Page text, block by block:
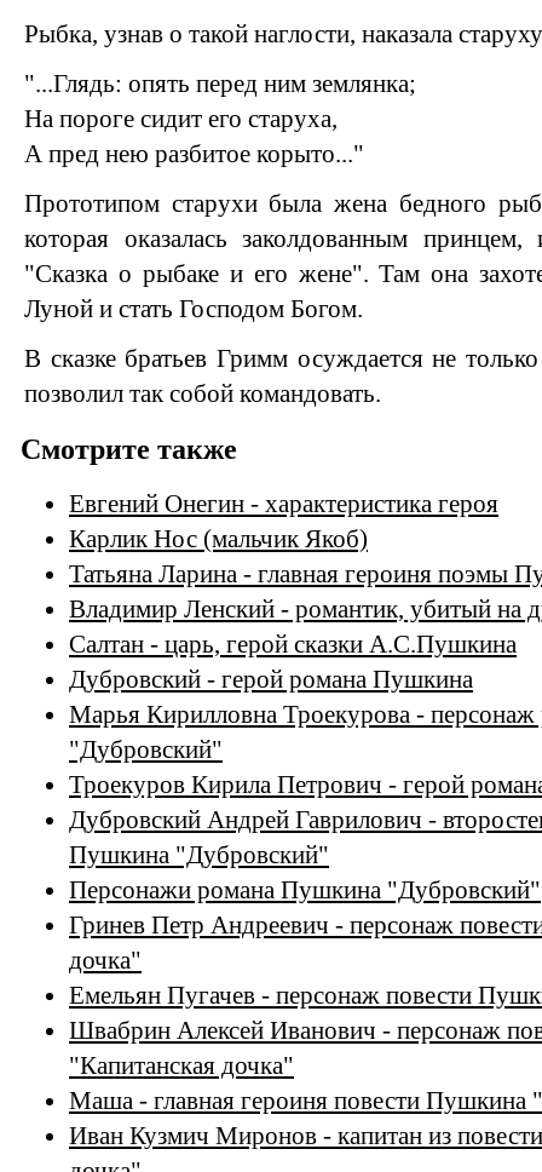
Рыбка, узнав о такой наглости, наказала
"...Глядь: опять перед ним землянка;
На пороге сидит его старуха,
А пред нею разбитое корыто..."
Прототипом старухи была жена бедного
которая оказалась заколдованным
"Сказка о рыбаке и его жене". Там она
Луной и стать Господом Богом.
В сказке братьев Гримм осуждается не
позволил так собой командовать.
Смотрите также
Евгений Онегин - характеристика героя
Карлик Нос (мальчик Якоб)
Татьяна Ларина - главная героиня поэмы
Владимир Ленский - романтик, убитый на
Салтан - царь, герой сказки А.С.Пушкина
Дубровский - герой романа Пушкина
Марья Кирилловна Троекурова -
"Дубровский"
Троекуров Кирила Петрович - герой
Дубровский Андрей Гаврилович -
Пушкина "Дубровский"
Персонажи романа Пушкина "Дубровский"
Гринев Петр Андреевич - персонаж
дочка"
Емельян Пугачев - персонаж повести
Швабрин Алексей Иванович - персонаж
"Капитанская дочка"
Маша - главная героиня повести Пушкина
Иван Кузмич Миронов - капитан из